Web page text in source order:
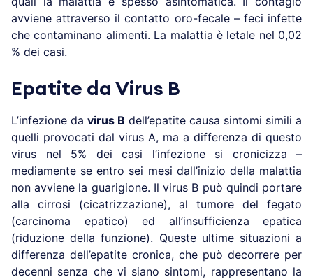
avviene attraverso il contatto oro-fecale – feci infette
che contaminano alimenti. La malattia è letale nel 0,02
% dei casi.
Epatite da Virus B
L’infezione da virus B dell’epatite causa sintomi simili a
quelli provocati dal virus A, ma a differenza di questo
virus nel 5% dei casi l’infezione si cronicizza –
mediamente se entro sei mesi dall’inizio della malattia
non avviene la guarigione. Il virus B può quindi portare
alla cirrosi (cicatrizzazione), al tumore del fegato
(carcinoma epatico) ed all’insufficienza epatica
(riduzione della funzione). Queste ultime situazioni a
differenza dell’epatite cronica, che può decorrere per
decenni senza che vi siano sintomi, rappresentano la